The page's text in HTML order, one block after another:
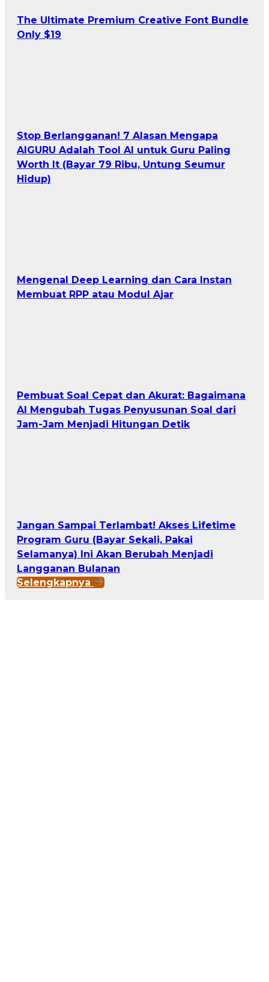
The Ultimate Premium Creative Font Bundle
Only $19
Stop Berlangganan! 7 Alasan Mengapa
AIGURU Adalah Tool AI untuk Guru Paling
Worth It (Bayar 79 Ribu, Untung Seumur
Hidup)
Mengenal Deep Learning dan Cara Instan
Membuat RPP atau Modul Ajar
Pembuat Soal Cepat dan Akurat: Bagaimana
AI Mengubah Tugas Penyusunan Soal dari
Jam-Jam Menjadi Hitungan Detik
Jangan Sampai Terlambat! Akses Lifetime
Program Guru (Bayar Sekali, Pakai
Selamanya) Ini Akan Berubah Menjadi
Langganan Bulanan
Selengkapnya